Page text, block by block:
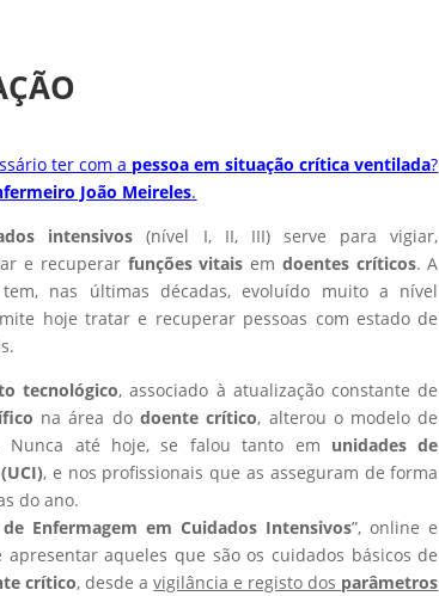
ter com a pessoa em situação crítica ventilada?
João Meireles.
intensivos (nível I, II, III) serve para vigiar,
e recuperar funções vitais em doentes críticos. A
nas últimas décadas, evoluído muito a nível
hoje tratar e recuperar pessoas com estado de
tecnológico, associado à atualização constante de
na área do doente crítico, alterou o modelo de
Nunca até hoje, se falou tanto em unidades de
, e nos profissionais que as asseguram de forma
do ano.
Enfermagem em Cuidados Intensivos”, online e
apresentar aqueles que são os cuidados básicos de
crítico, desde avigilância e registo dos parâmetros